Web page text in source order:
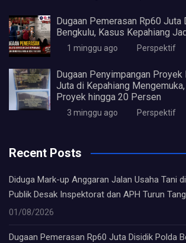
Dugaan Pemerasan Rp60
Bengkulu, Kasus Kepahiang
1 minggu ago Perspektif
Dugaan Penyimpangan
Juta di Kepahiang
Proyek hingga 20 Persen
3 minggu ago Perspektif
Recent Posts
Diduga Mark-up Anggaran Jalan Usaha Tani
Publik Desak Inspektorat dan APH Turun
01/08/2026
Dugaan Pemerasan Rp60 Juta Disidik Polda